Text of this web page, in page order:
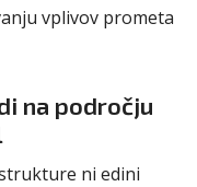
vplivov prometa
na področju
ni edini